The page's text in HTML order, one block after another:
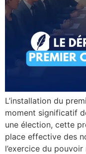
L’installation du
moment significatif
une élection, cette
place effective des
l’exercice du